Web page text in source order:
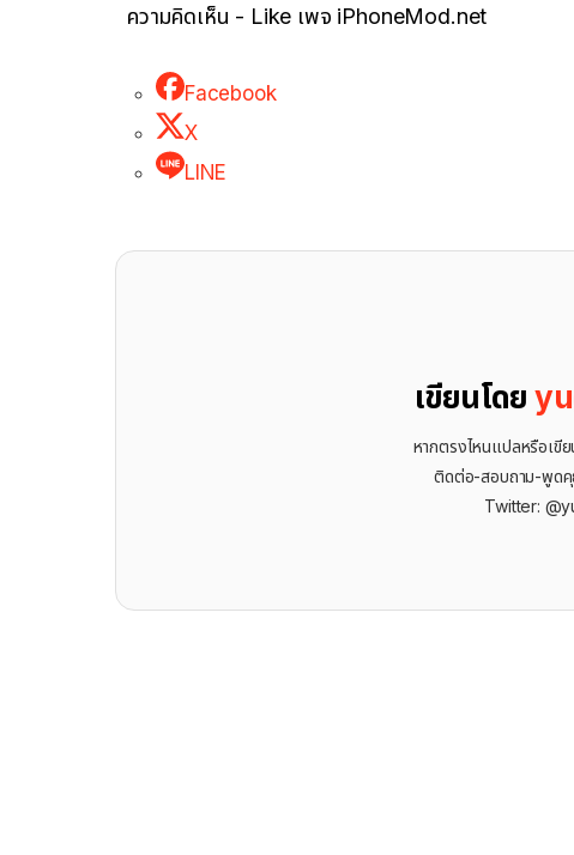
ความคิดเห็น - Like เพจ iPhoneMod.net
Facebook
X
LINE
เขียนโดย
หากตรงไหนแปลหรือเขี
ติดต่อ-สอบถาม-พูดคุ
Twitter: